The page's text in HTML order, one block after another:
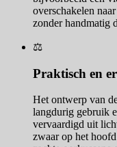
overschakelen
zonder handmatig
⚖️
Praktisch en
Het ontwerp van
langdurig gebruik
vervaardigd uit
zwaar op het